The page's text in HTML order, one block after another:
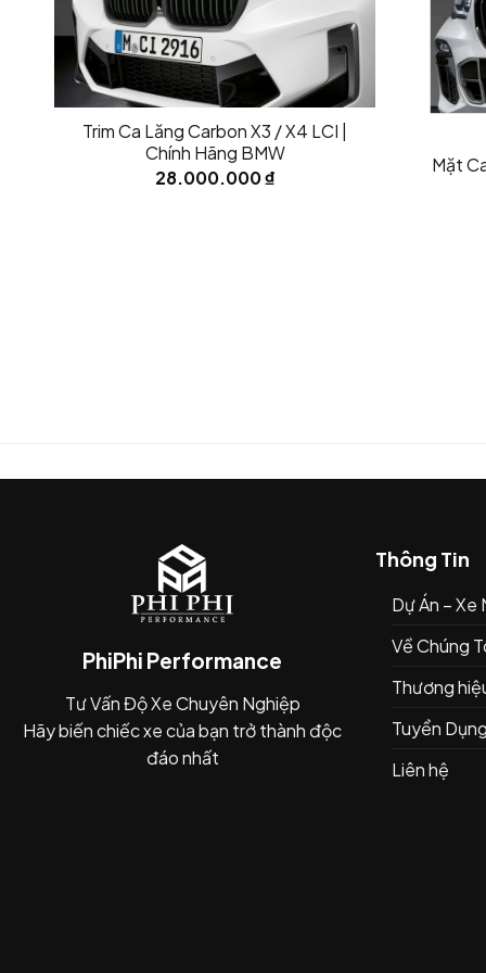
Mã Sản Phẩm : 51135A185A5
Xuất xứ :Chính hãng BMW
Lưu ý: Bạn có thể thay thế nắp đen radar hoặc
Trim Ca Lăng Carbon X3 / X4 LCI |
Chính Hãng BMW
28.000.000₫
Mặt
PhiPhi Performance
Tư Vấn Độ Xe Chuyên Nghiệp
Hãy biến chiếc xe của bạn trở thành độc
đáo nhất
Thông Tin
Dự Án – Xe
Về Chúng
Thương
Tuyển Dụng
Liên hệ